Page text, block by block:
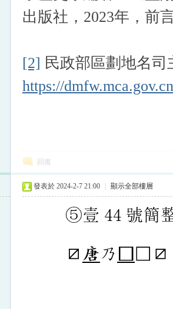
出版社，2023年，前
[2] 民政部區劃地名
https://
回復
發表於 2024-2-7 21:00 顯示全部樓層